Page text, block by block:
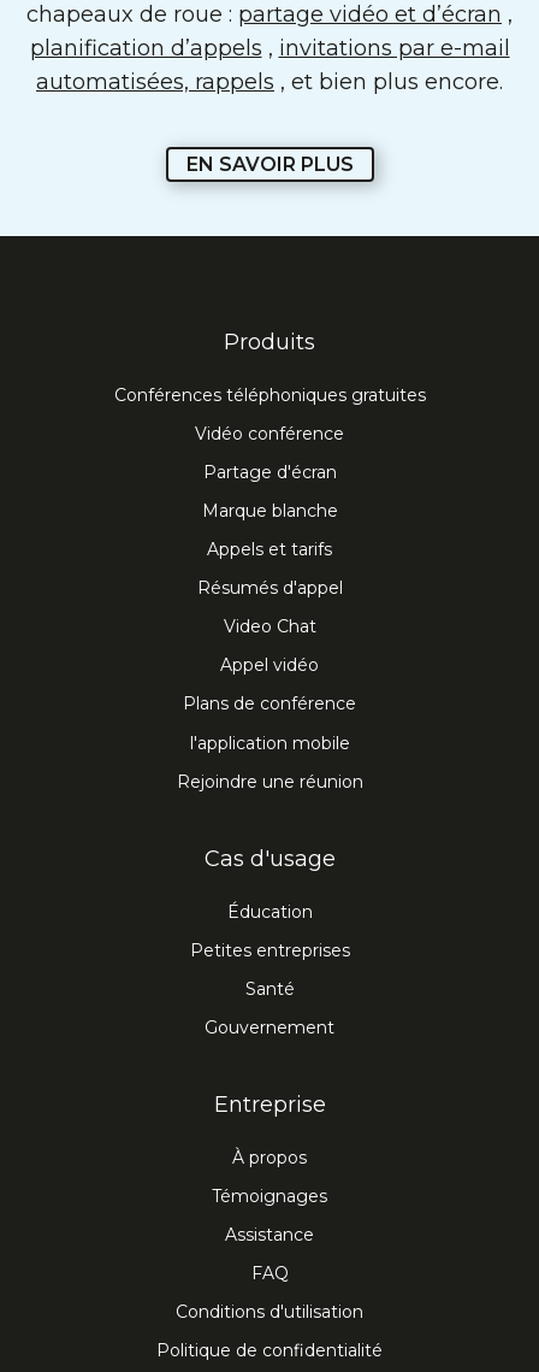
chapeaux de roue : partage vidéo et d’écran ,
planification d’appels , invitations par e-mail
automatisées, rappels , et bien plus encore.
EN SAVOIR PLUS
Produits
Conférences téléphoniques gratuites
Vidéo conférence
Partage d'écran
Marque blanche
Appels et tarifs
Résumés d'appel
Video Chat
Appel vidéo
Plans de conférence
l'application mobile
Rejoindre une réunion
Cas d'usage
Éducation
Petites entreprises
Santé
Gouvernement
Entreprise
À propos
Témoignages
Assistance
FAQ
Conditions d'utilisation
Politique de confidentialité